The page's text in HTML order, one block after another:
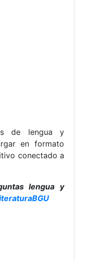
de lengua y
en formato
conectado a
lengua y